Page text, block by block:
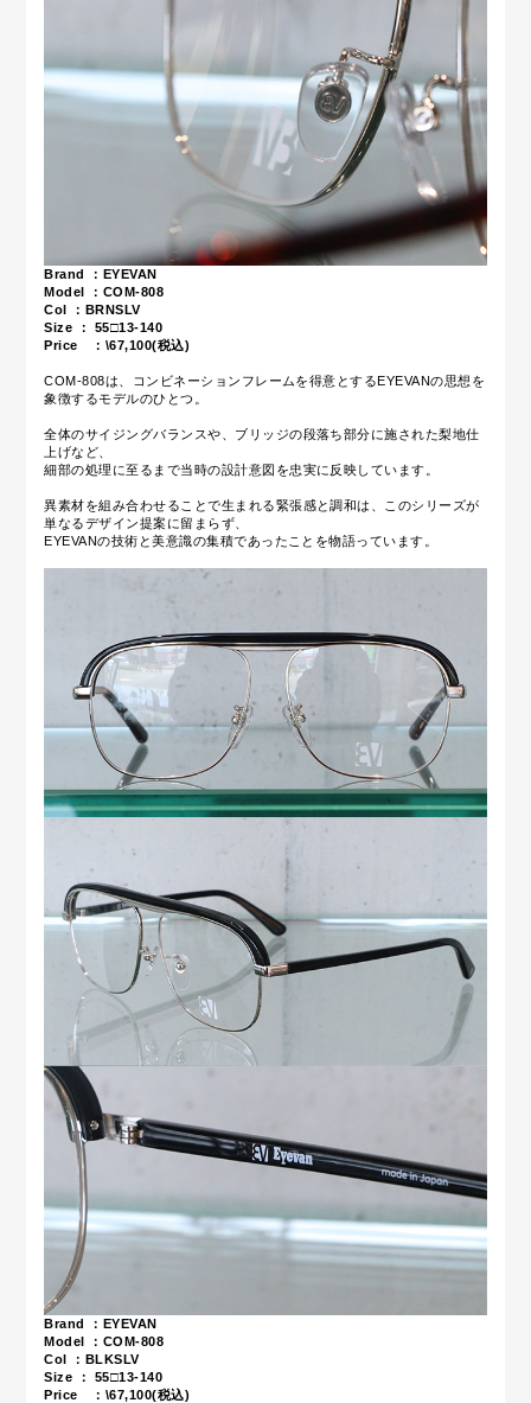
Brand ：EYEVAN
Model ：COM-808
Col ：BRNSLV
Size ：
55□13-140
Price ：\67,100(税込)
COM-808は、コンビネーションフレームを得意とするEYEVANの思想を
象徴するモデルのひとつ。
全体のサイジングバランスや、ブリッジの段落ち部分に施された梨地仕
上げなど、
細部の処理に至るまで当時の設計意図を忠実に反映しています。
異素材を組み合わせることで生まれる緊張感と調和は、このシリーズが
単なるデザイン提案に留まらず、
EYEVANの技術と美意識の集積であったことを物語っています。
Brand ：EYEVAN
Model ：COM-808
Col ：BLKSLV
Size ：
55□13-140
Price ：\67,100(税込)